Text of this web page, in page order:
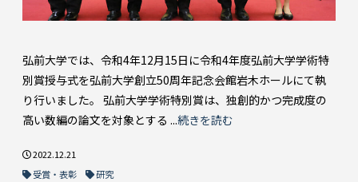
弘前大学では、令和4年12月15日に令和4年度弘前大学学術特
別賞授与式を弘前大学創立50周年記念会館岩木ホールにて執
り行いました。 弘前大学学術特別賞は、独創的かつ完成度の
高い数編の論文を対象とする ...続きを読む
2022.12.21
受賞・表彰
研究